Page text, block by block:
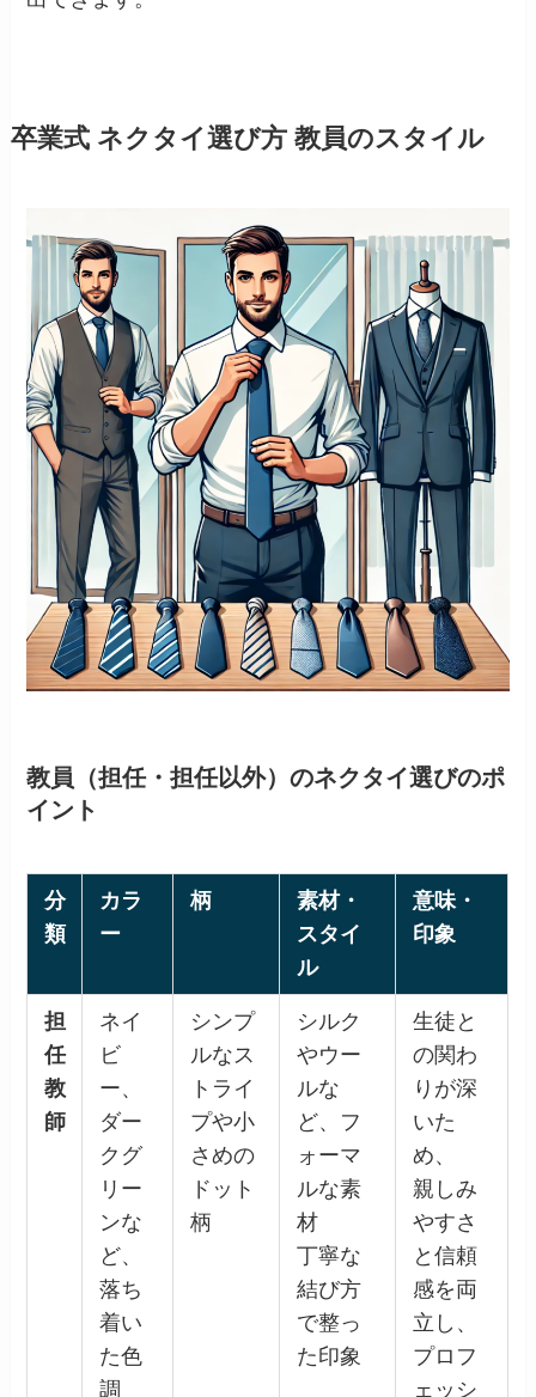
卒業式 ネクタイ選び方 教員のスタイル
教員（担任・担任以外）のネクタイ選びのポ
イント
分
類
カラ
ー
柄
素材・
スタイ
ル
意味・
印象
担
任
教
師
ネイ
ビ
ー、
ダー
クグ
リー
ンな
ど、
落ち
着い
た色
調
シンプ
ルなス
トライ
プや小
さめの
ドット
柄
シルク
やウー
ルな
ど、フ
ォーマ
ルな素
材
丁寧な
結び方
で整っ
た印象
生徒と
の関わ
りが深
いた
め、
親しみ
やすさ
と信頼
感を両
立し、
プロフ
ェッシ